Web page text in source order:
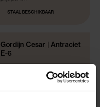
STAAL BESCHIKBAAR
GRATIS GEMAAKT!*
Gordijn Cesar | Antraciet
E-6
€ 36,95